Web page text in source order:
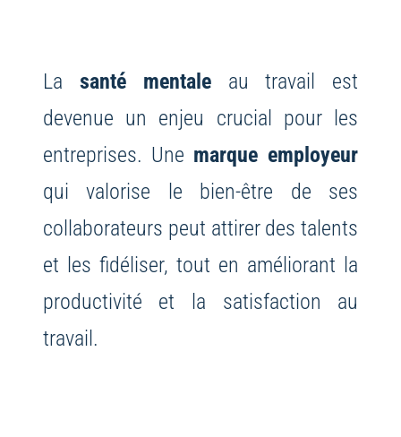
La santé mentale au travail est
devenue un enjeu crucial pour les
entreprises. Une marque employeur
qui valorise le bien-être de ses
collaborateurs peut attirer des talents
et les fidéliser, tout en améliorant la
productivité et la satisfaction au
travail.